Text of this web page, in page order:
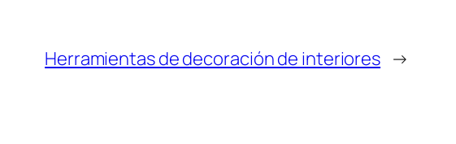
Herramientas de decoración de interiores →